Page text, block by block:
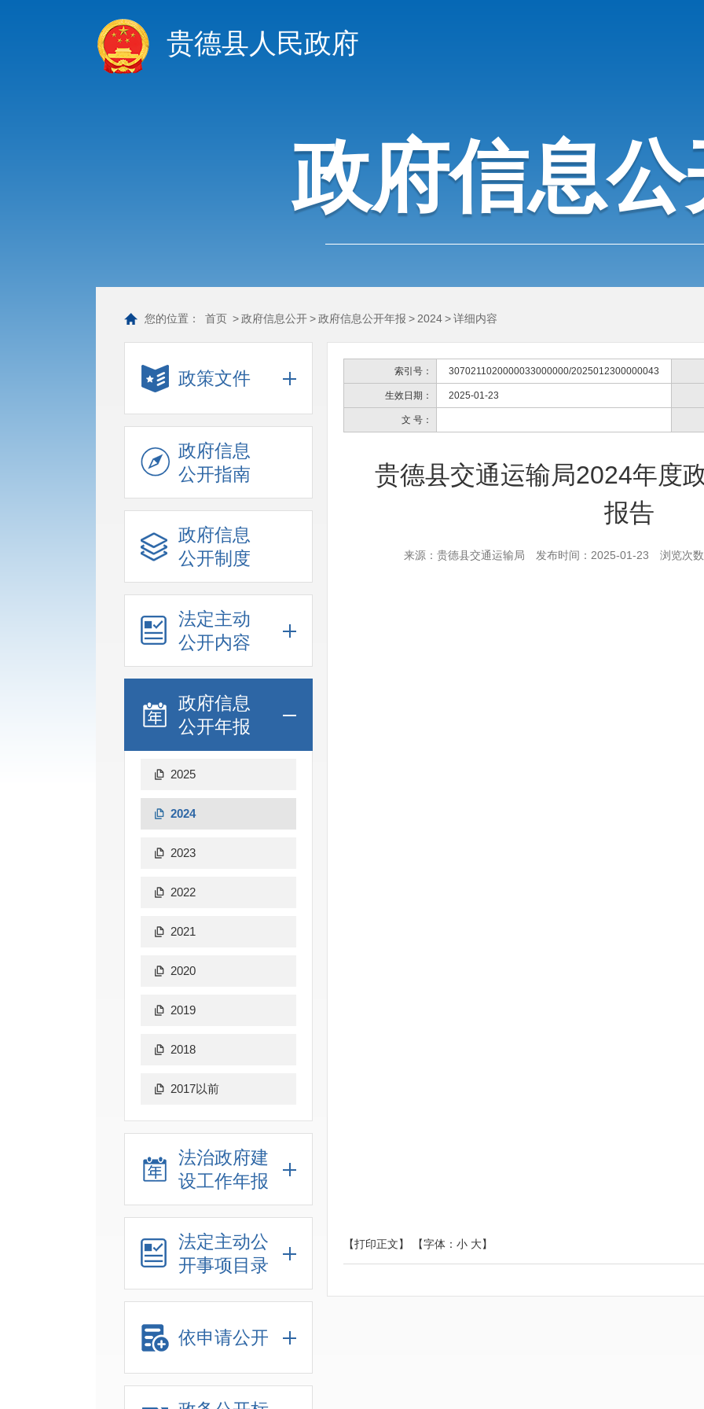
贵德县人民政府
政府信息公
您的位置： 首页 >政府信息公开>政府信息公开年报 > 2024>详细内容
政策文件
政府信息
公开指南
政府信息
公开制度
法定主动
公开内容
政府信息
公开年报
2025
2024
2023
2022
2021
2020
2019
2018
2017以前
法治政府建
设工作年报
法定主动公
开事项目录
依申请公开
索引号： 3070211020000033000000/2025012300000043
生效日期： 2025-01-23
文 号：
贵德县交通运输局2024年度
报告
来源：贵德县交通运输局 发布时间：2025-01-23 浏览次
【打印正文】 【字体： 小 大】